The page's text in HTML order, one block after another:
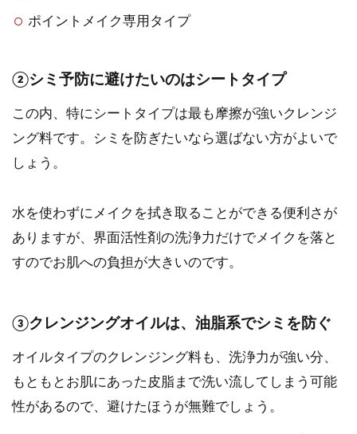
ポイントメイク専用タイプ
②シミ予防に避けたいのはシートタイプ
この内、特にシートタイプは最も摩擦が強いクレンジ
ング料です。シミを防ぎたいなら選ばない方がよいで
しょう。
水を使わずにメイクを拭き取ることができる便利さが
ありますが、界面活性剤の洗浄力だけでメイクを落と
すのでお肌への負担が大きいのです。
③クレンジングオイルは、油脂系でシミを防ぐ
オイルタイプのクレンジング料も、洗浄力が強い分、
もともとお肌にあった皮脂まで洗い流してしまう可能
性があるので、避けたほうが無難でしょう。